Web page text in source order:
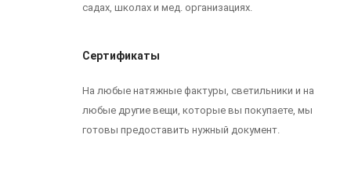
садах, школах и мед. организациях.
Сертификаты
На любые натяжные фактуры, светильники и на
любые другие вещи, которые вы покупаете, мы
готовы предоставить нужный документ.